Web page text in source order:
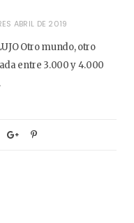
ABRIL DE 2019
Otro mundo, otro
entre 3.000 y 4.000